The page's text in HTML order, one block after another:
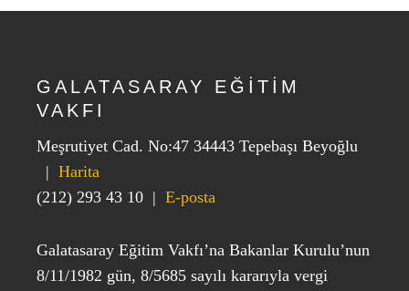
GALATASARAY EĞİTİM
VAKFI
Meşrutiyet Cad. No:47 34443 Tepebaşı Beyoğlu
| Harita
(212) 293 43 10 | E-posta
Galatasaray Eğitim Vakfı’na Bakanlar Kurulu’nun
8/11/1982 gün, 8/5685 sayılı kararıyla vergi